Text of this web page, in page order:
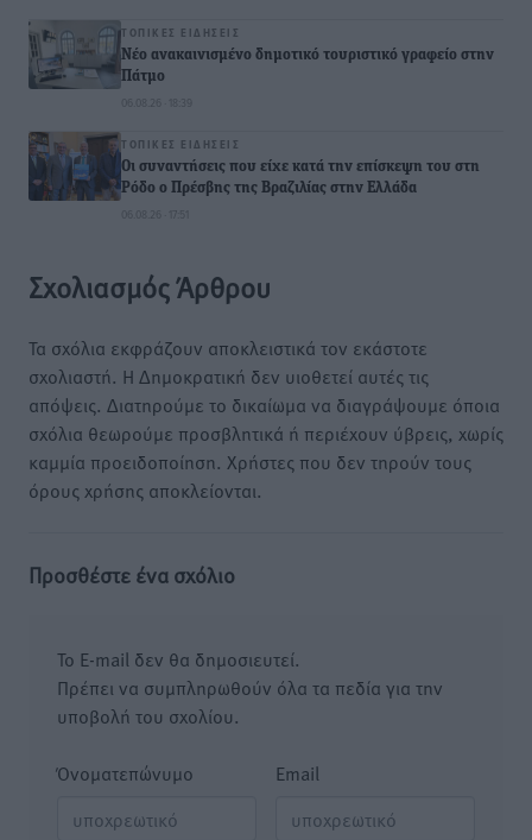
ΤΟΠΙΚΈΣ ΕΙΔΉΣΕΙΣ
Νέο ανακαινισμένο δημοτικό τουριστικό γραφείο στην
Πάτμο
06.08.26 · 18:39
ΤΟΠΙΚΈΣ ΕΙΔΉΣΕΙΣ
Οι συναντήσεις που είχε κατά την επίσκεψη του στη
Ρόδο ο Πρέσβης της Βραζιλίας στην Ελλάδα
06.08.26 · 17:51
Σχολιασμός Άρθρου
Τα σχόλια εκφράζουν αποκλειστικά τον εκάστοτε
σχολιαστή. Η Δημοκρατική δεν υιοθετεί αυτές τις
απόψεις. Διατηρούμε το δικαίωμα να διαγράψουμε όποια
σχόλια θεωρούμε προσβλητικά ή περιέχουν ύβρεις, χωρίς
καμμία προειδοποίηση. Χρήστες που δεν τηρούν τους
όρους χρήσης αποκλείονται.
Προσθέστε ένα σχόλιο
Το E-mail δεν θα δημοσιευτεί.
Πρέπει να συμπληρωθούν όλα τα πεδία για την
υποβολή του σχολίου.
Όνοματεπώνυμο Email